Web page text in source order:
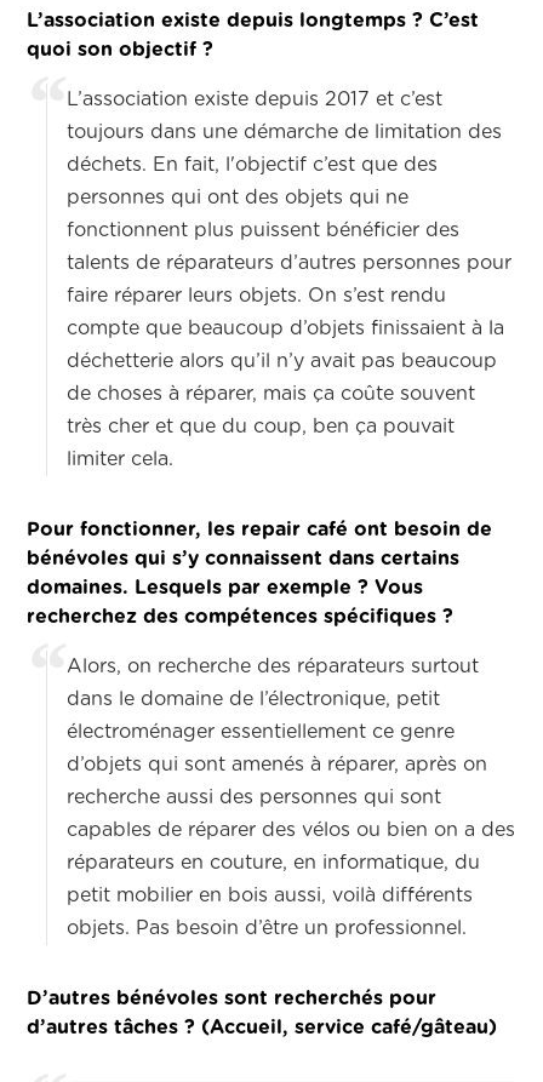
L’association existe depuis longtemps ? C’est
quoi son objectif ?
L’association existe depuis 2017 et c’est
toujours dans une démarche de limitation des
déchets. En fait, l'objectif c’est que des
personnes qui ont des objets qui ne
fonctionnent plus puissent bénéficier des
talents de réparateurs d’autres personnes pour
faire réparer leurs objets. On s’est rendu
compte que beaucoup d’objets finissaient à la
déchetterie alors qu’il n’y avait pas beaucoup
de choses à réparer, mais ça coûte souvent
très cher et que du coup, ben ça pouvait
limiter cela.
Pour fonctionner, les repair café ont besoin de
bénévoles qui s’y connaissent dans certains
domaines. Lesquels par exemple ? Vous
recherchez des compétences spécifiques ?
Alors, on recherche des réparateurs surtout
dans le domaine de l’électronique, petit
électroménager essentiellement ce genre
d’objets qui sont amenés à réparer, après on
recherche aussi des personnes qui sont
capables de réparer des vélos ou bien on a des
réparateurs en couture, en informatique, du
petit mobilier en bois aussi, voilà différents
objets. Pas besoin d’être un professionnel.
D’autres bénévoles sont recherchés pour
d’autres tâches ? (Accueil, service café/gâteau)